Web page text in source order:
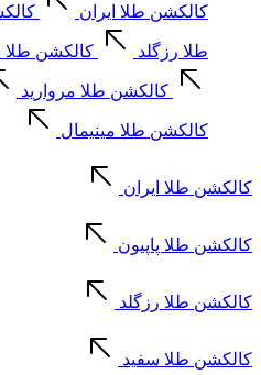
کالکشن طلا ایران
طلا رزگلد کالکشن طلا
کالکشن طلا مروارید
کالکشن طلا مینیمال
کالکشن طلا ایران
کالکشن طلا پاپیون
کالکشن طلا رزگلد
کالکشن طلا سفید